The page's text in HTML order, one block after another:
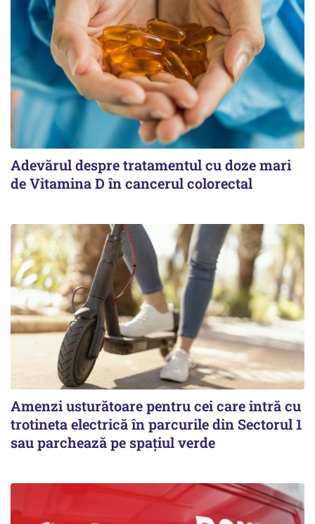
Adevărul despre tratamentul cu doze mari
de Vitamina D în cancerul colorectal
Amenzi usturătoare pentru cei care intră cu
trotineta electrică în parcurile din Sectorul 1
sau parchează pe spațiul verde